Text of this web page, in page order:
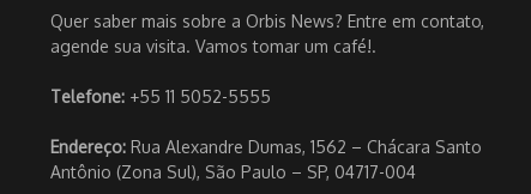
Quer saber mais sobre a Orbis News? Entre em contato,
agende sua visita. Vamos tomar um café!.
Telefone: +55 11 5052-5555
Endereço: Rua Alexandre Dumas, 1562 – Chácara Santo
Antônio (Zona Sul), São Paulo – SP, 04717-004